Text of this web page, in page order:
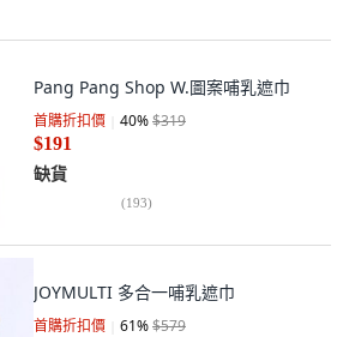
Pang Pang Shop W.圖案哺乳遮巾
首購折扣價 40%$319
$191
缺貨
(193)
JOYMULTI 多合一哺乳遮巾
首購折扣價 61%$579